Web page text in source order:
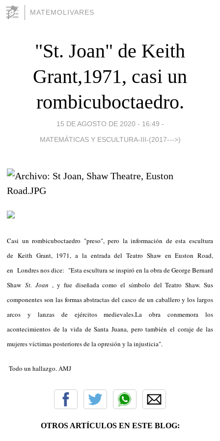
MATEMOLIVARES
"St. Joan" de Keith
Grant,1971, casi un
rombicuboctaedro.
15 DE AGOSTO DE 2020 - 16:49 -
MATEMÁTICAS Y ESCULTURA-III-(2017--->)
Casi un rombicuboctaedro "preso", pero la información de esta escultura
de Keith Grant, 1971, a la entrada del Teatro Shaw en Euston Road,
en Londres nos dice: "Esta escultura se inspiró en la obra de George Bernard
Shaw St. Joan , y fue diseñada como el símbolo del Teatro Shaw. Sus
componentes son las formas abstractas del casco de un caballero y los largos
arcos y lanzas de ejércitos medievales.La obra conmemora los
acontecimientos de la vida de Santa Juana, pero también el coraje de las
mujeres víctimas posteriores de la opresión y la injusticia".
Todo un hallazgo. AMJ
OTROS ARTÍCULOS EN ESTE BLOG: